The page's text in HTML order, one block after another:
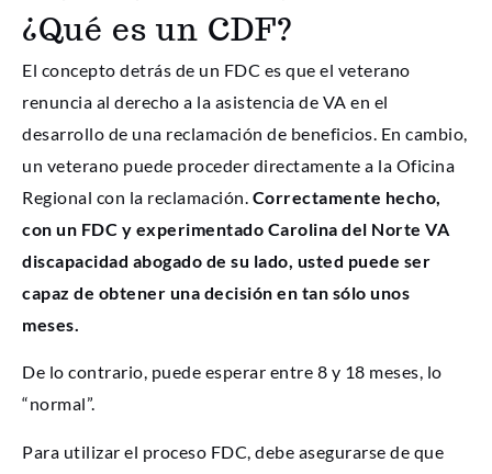
¿Qué es un CDF?
El concepto detrás de un FDC es que el veterano
renuncia al derecho a la asistencia de VA en el
desarrollo de una reclamación de beneficios. En cambio,
un veterano puede proceder directamente a la Oficina
Regional con la reclamación. Correctamente hecho,
con un FDC y experimentado Carolina del Norte VA
discapacidad abogado de su lado, usted puede ser
capaz de obtener una decisión en tan sólo unos
meses.
De lo contrario, puede esperar entre 8 y 18 meses, lo
“normal”.
Para utilizar el proceso FDC, debe asegurarse de que